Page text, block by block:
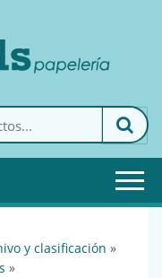
Goods es tu papelería
de confianza. Podrás
todo lo necesario
y clasificación »
»